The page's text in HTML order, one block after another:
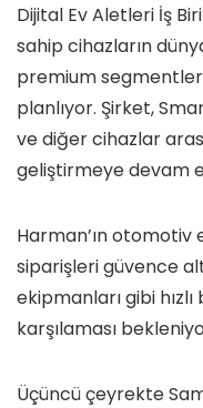
Dijital Ev Aletleri İş
sahip cihazların
premium
planlıyor. Şirket,
ve diğer cihazlar
geliştirmeye devam
Harman’ın otomotiv
siparişleri güvence
ekipmanları gibi
karşılaması
Üçüncü çeyrekte